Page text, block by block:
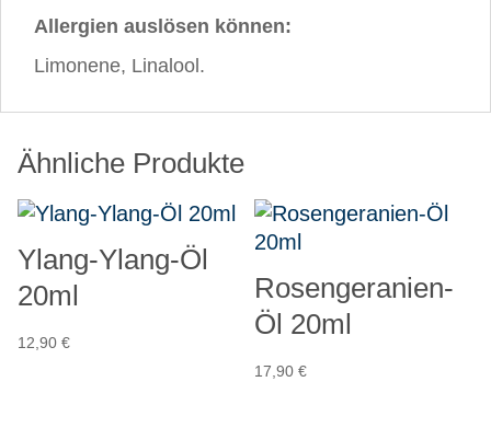
Allergien auslösen können:
Limonene, Linalool.
Ähnliche Produkte
Ylang-Ylang-Öl
20ml
12,90 €
Rosengeranien-
Öl 20ml
17,90€